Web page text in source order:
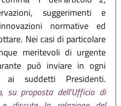
suggerimenti e
normative ed
Nei casi di particolare
meritevoli di urgente
può inviare in ogni
ai suddetti Presidenti.
su proposta dell'Ufficio di